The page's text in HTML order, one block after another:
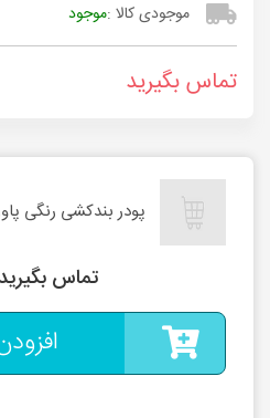
موجودی کالا :موجود
تماس بگیرید
پودر بندکشی رنگی پاور میکس
تماس